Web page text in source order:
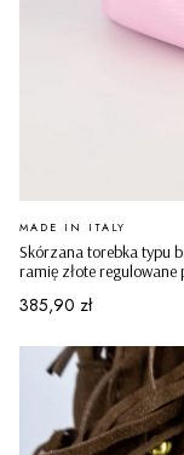
Skórzana torebka typu
ramię złote
PRODUCENT
MADE IN ITALY
Cena
385,90 zł